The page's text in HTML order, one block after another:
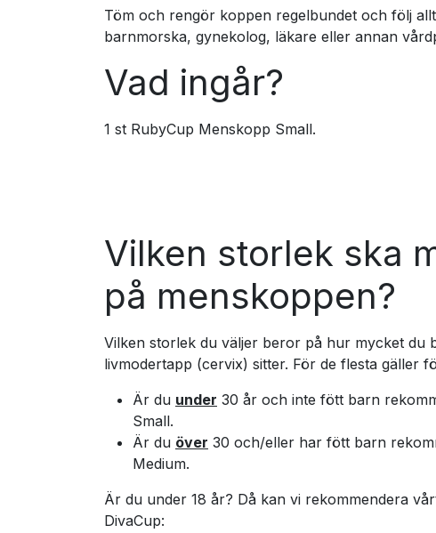
Töm och rengör koppen regelbundet och följ
barnmorska, gynekolog, läkare eller annan
Vad ingår?
1 st RubyCup Menskopp Small.
Vilken storlek ska
på menskoppen?
Vilken storlek du väljer beror på hur mycket du
livmodertapp (cervix) sitter. För de flesta gäller
Är du under 30 år och inte fött barn
Small.
Är du över 30 och/eller har fött barn
Medium.
Är du under 18 år? Då kan vi rekommendera
DivaCup: